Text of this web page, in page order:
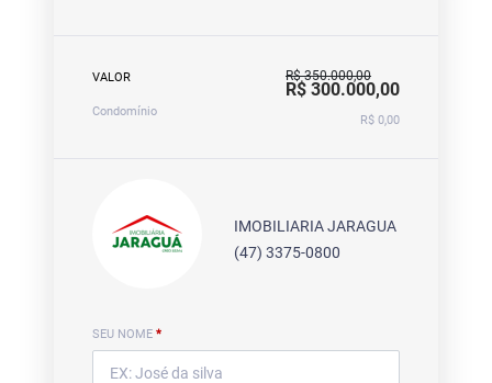
VALOR R$ 350.000,00
R$ 300.000,00
Condomínio
R$ 0,00
IMOBILIARIA JARAGUA
(47) 3375-0800
SEU NOME *